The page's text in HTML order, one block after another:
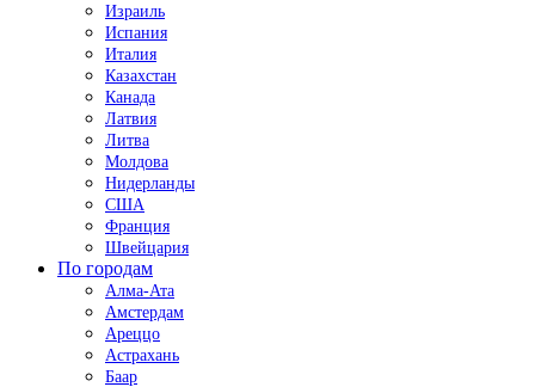
Израиль
Испания
Италия
Казахстан
Канада
Латвия
Литва
Молдова
Нидерланды
США
Франция
Швейцария
По городам
Алма-Ата
Амстердам
Ареццо
Астрахань
Баар